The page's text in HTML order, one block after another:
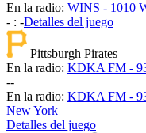
En la radio: WINS - 1010
- : -Detalles del juego
Pittsburgh Pirates
En la radio: KDKA FM -
--
En la radio: KDKA FM -
New York
Detalles del juego